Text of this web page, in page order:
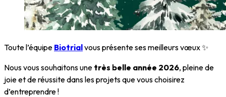
Toute l’équipe Biotrialvous présente ses meilleurs vœux ✨
Nous vous souhaitons une très belle année 2026, pleine de
joie et de réussite dans les projets que vous choisirez
d’entreprendre !